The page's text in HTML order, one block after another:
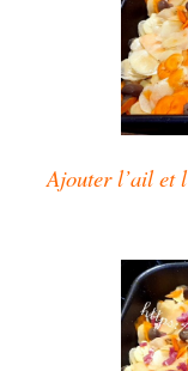
Ajouter l’ail et